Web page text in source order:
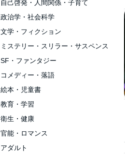
自己啓発・人間関係・子育て
政治学・社会科学
文学・フィクション
ミステリー・スリラー・サスペンス
SF・ファンタジー
コメディー・落語
絵本・児童書
教育・学習
衛生・健康
官能・ロマンス
アダルト